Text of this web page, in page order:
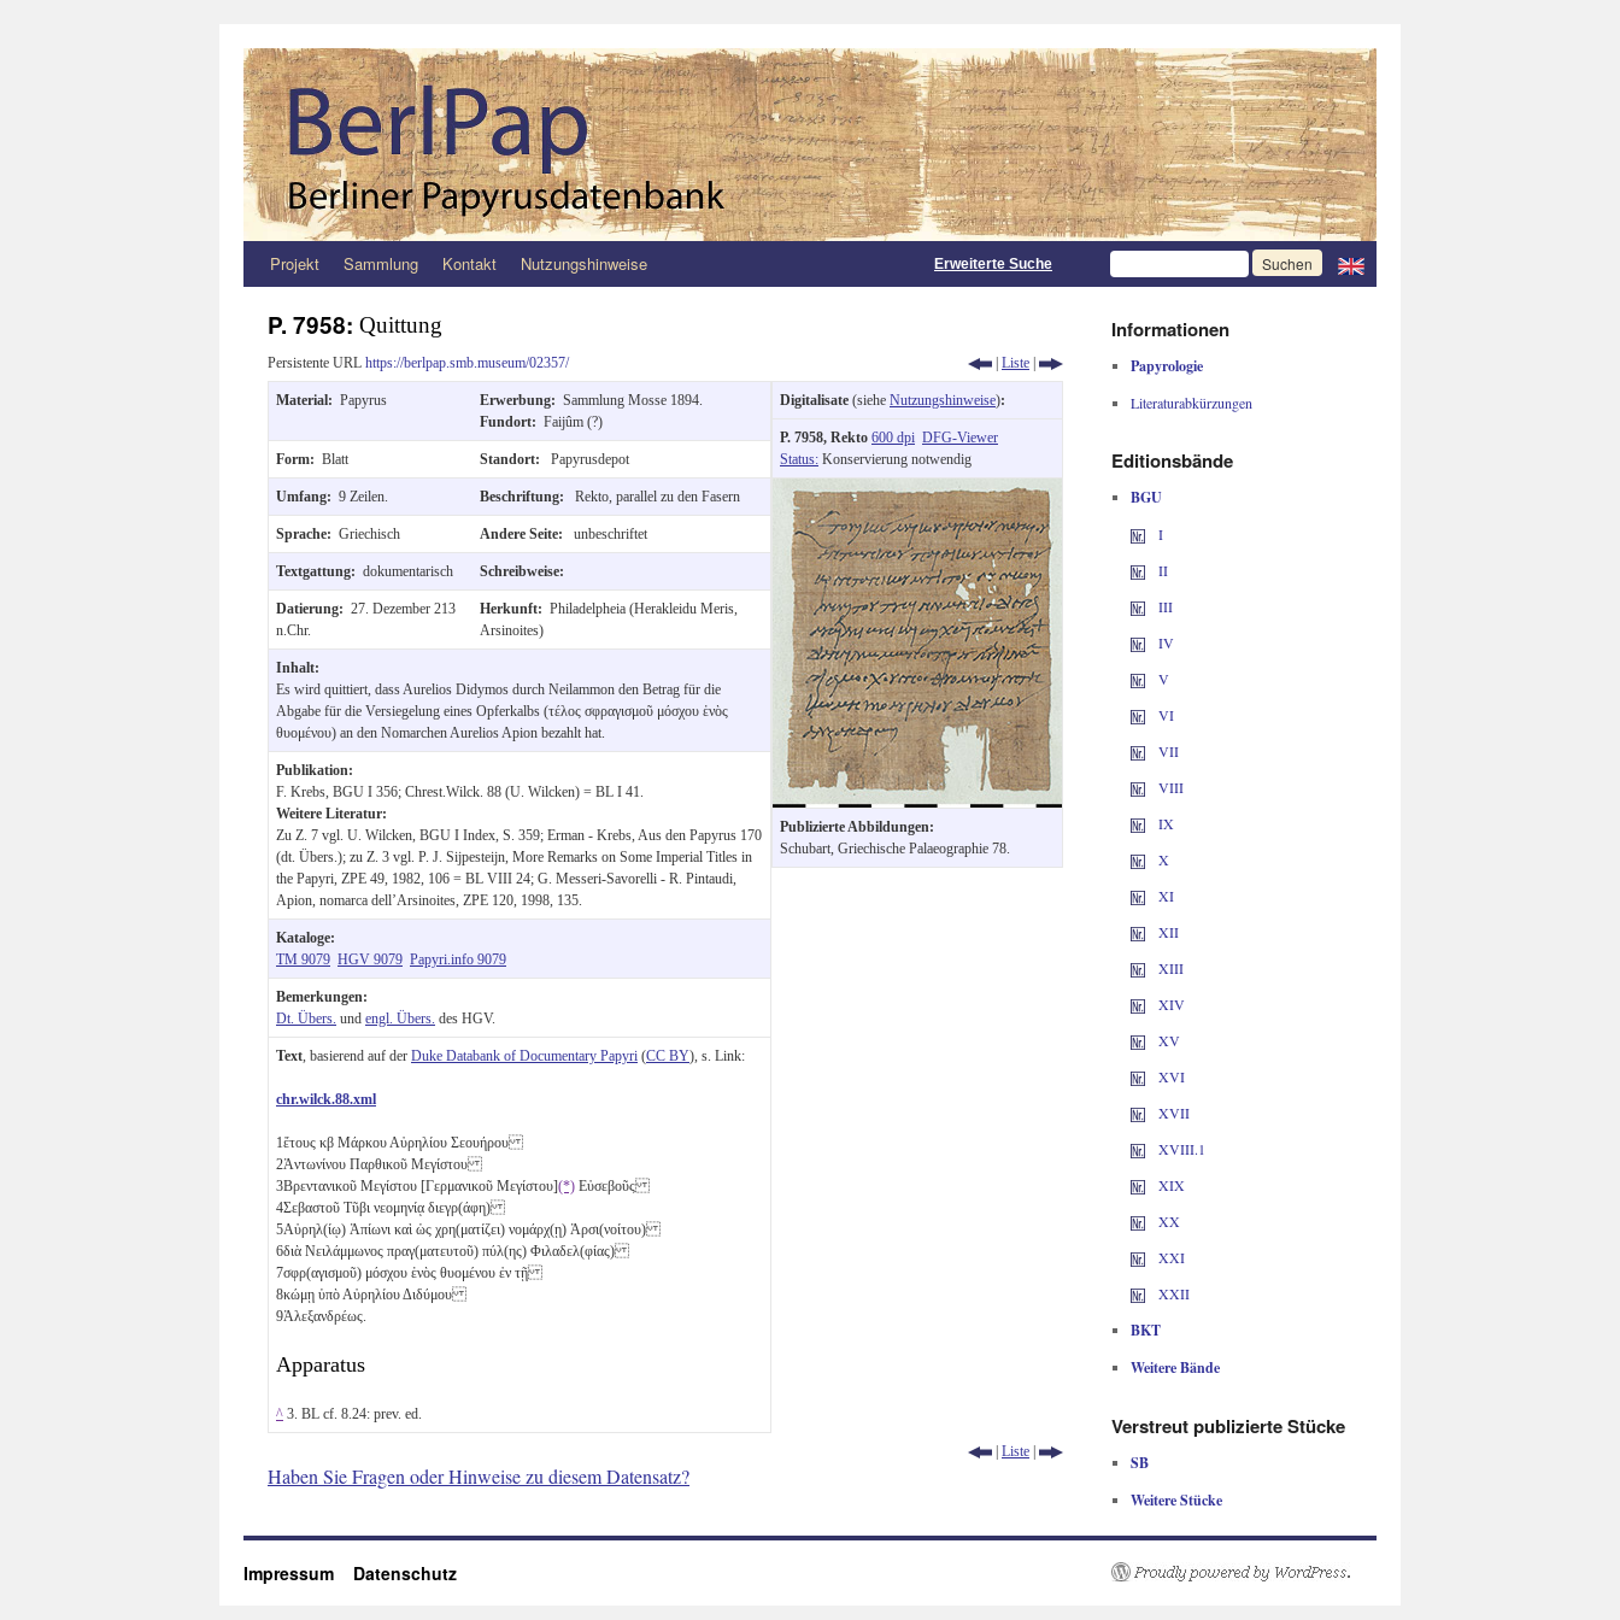
Zum
springen
Projekt Sammlung Kontakt Nutzungshinweise Erweiterte Suche
P. 7958: Quittung
Persistente URL https://berlpap.smb.museum/02357/ | Liste |
Material: Papyrus Erwerbung: Sammlung Mosse 1894.
Fundort: Faijûm (?)
Form: Blatt Standort: Papyrusdepot
Umfang: 9 Zeilen. Beschriftung: Rekto, parallel zu den Fasern
Sprache: Griechisch Andere Seite: unbeschriftet
Textgattung: dokumentarisch Schreibweise:
Datierung: 27. Dezember 213
n.Chr.
Herkunft: Philadelpheia (Herakleidu Meris,
Arsinoites)
Inhalt:
Es wird quittiert, dass Aurelios Didymos durch Neilammon den Betrag für die
Abgabe für die Versiegelung eines Opferkalbs (τέλος σφραγισμοῦ μόσχου ἑνὸς
θυομένου) an den Nomarchen Aurelios Apion bezahlt hat.
Publikation:
F. Krebs, BGU I 356; Chrest.Wilck. 88 (U. Wilcken) = BL I 41.
Weitere Literatur:
Zu Z. 7 vgl. U. Wilcken, BGU I Index, S. 359; Erman - Krebs, Aus den Papyrus 170
(dt. Übers.); zu Z. 3 vgl. P. J. Sijpesteijn, More Remarks on Some Imperial Titles in
the Papyri, ZPE 49, 1982, 106 = BL VIII 24; G. Messeri-Savorelli - R. Pintaudi,
Apion, nomarca dell’Arsinoites, ZPE 120, 1998, 135.
Kataloge:
TM 9079 HGV 9079 Papyri.info 9079
Bemerkungen:
Dt. Übers. und engl. Übers. des HGV.
Text , basierend auf der Duke Databank of Documentary Papyri (CC BY), s. Link:
chr.wilck.88.xml
1ἔτους κβ Μάρκου Αὐρηλίου Σεουήρου
2Ἀντωνίνου Παρθικοῦ Μεγίστου
3Βρεντανικοῦ Μεγίστου [Γερμανικοῦ Μεγίστου](*) Εὐσεβοῦς
4Σεβαστοῦ Τῦβι νεομηνίᾳ διεγρ(άφη)
5Αὐρηλ(ίῳ) Ἀπίωνι καὶ ὡς χρη(ματίζει) νομάρχ(ῃ) Ἀρσι(νοίτου)
6διὰ Νειλάμμωνος πραγ(ματευτοῦ) πύλ(ης) Φιλαδελ(φίας)
7σφρ(αγισμοῦ) μόσχου ἑνὸς θυομένου ἐν τῇ
8κώμῃ ὑπὸ Αὐρηλίου Διδύμου
9Ἀλεξανδρέως.
Apparatus
^ 3. BL cf. 8.24: prev. ed.
Digitalisate (siehe Nutzungshinweise):
P. 7958, Rekto 600 dpi DFG-Viewer
Status: Konservierung notwendig
Publizierte Abbildungen:
Schubart, Griechische Palaeographie 78.
| Liste |
Haben Sie Fragen oder Hinweise zu diesem Datensatz?
Informationen
Papyrologie
Literaturabkürzungen
Editionsbände
BGU
I
II
III
IV
V
VI
VII
VIII
IX
X
XI
XII
XIII
XIV
XV
XVI
XVII
XVIII.1
XIX
XX
XXI
XXII
BKT
Weitere Bände
Verstreut publizierte Stücke
SB
Weitere Stücke
Impressum Datenschutz